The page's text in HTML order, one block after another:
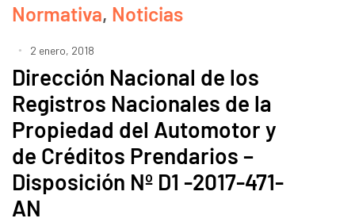
Normativa, Noticias
2 enero, 2018
Dirección Nacional de los
Registros Nacionales de la
Propiedad del Automotor y
de Créditos Prendarios –
Disposición Nº D1 -2017-471-
AN